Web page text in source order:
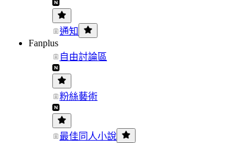
通知
Fanplus
自由討論區
粉絲藝術
最佳同人小說